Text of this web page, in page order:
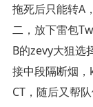
拖死后只能转A
二，放下雷包
B的zevy大狙选
接中段隔断烟
CT，随后又帮